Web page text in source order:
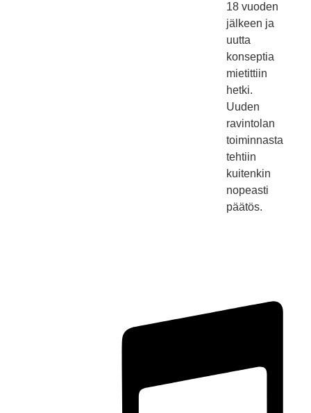
18 vuoden
jälkeen ja
uutta
konseptia
mietittiin
hetki.
Uuden
ravintolan
toiminnasta
tehtiin
kuitenkin
nopeasti
päätös.